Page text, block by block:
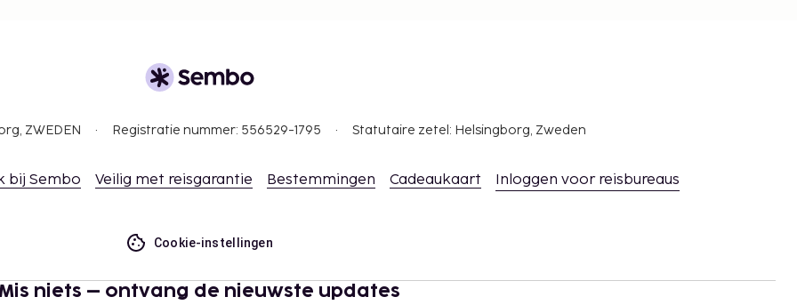
ZWEDEN Registratie nummer: 556529-1795 Statutaire zetel: Helsingborg, Zweden
bij Sembo Veilig met reisgarantie Bestemmingen Cadeaukaart Inloggen voor reisbureaus
Cookie-instellingen
niets – ontvang de nieuwste updates